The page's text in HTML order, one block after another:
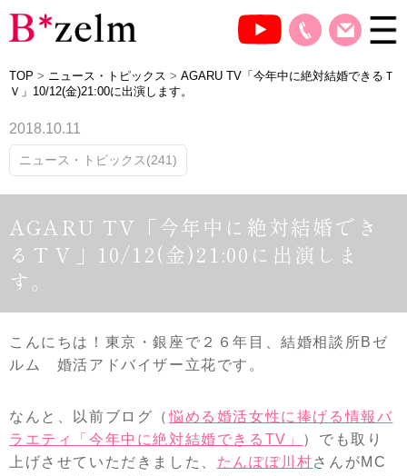
TOP > ニュース・トピックス > AGARU TV「今年中に絶対結婚できるＴ
Ｖ」10/12(金)21:00に出演します。
2018.10.11
ニュース・トピックス(241)
AGARU TV「今年中に絶対結婚でき
るＴＶ」10/12(金)21:00に出演しま
す。
こんにちは！東京・銀座で２６年目、結婚相談所Bゼ
ルム 婚活アドバイザー立花です。
なんと、以前ブログ（悩める婚活女性に捧げる情報バ
ラエティ「今年中に絶対結婚できるTV」 ）でも取り
上げさせていただきました、 たんぽぽ川村さんがMC